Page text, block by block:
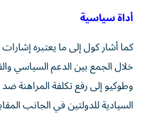
أداة سياسية
كما أشار كول إلى ما يعتبره
خلال الجمع بين الدعم السياسي
وطوكيو إلى رفع تكلفة المراهنة
السيادية للدولتين في الجانب